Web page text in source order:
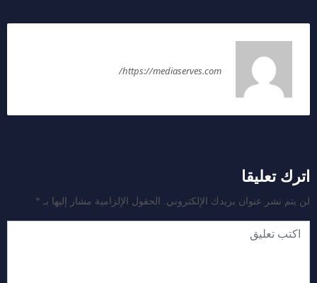
https://mediaserves.com/
اترك تعليقا
لن يتم نشر عنوان بريدك الإلكتروني. الحقول الإلزامية مشار إليها بـ *